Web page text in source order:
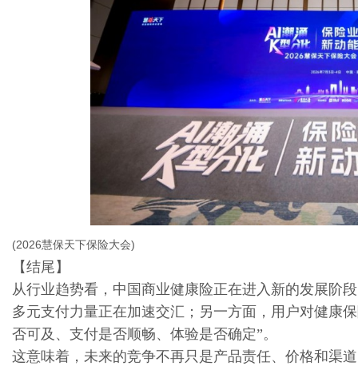
(2026慧保天下保险大会)
【结尾】
从行业趋势看，中国商业健康险正在进入新的发展阶
多元支付力量正在加速交汇；另一方面，用户对健康
否可及、支付是否顺畅、体验是否确定”。
这意味着，未来的竞争不再只是产品责任、价格和渠